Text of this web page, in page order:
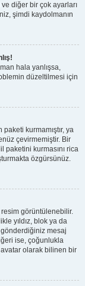
diğer bir çok ayarları
şimdi kaydolmanın
hala yanlışsa,
düzeltilmesi için
kurmamıştır, ya
çevirmemiştir. Bir
paketini kurmasını rica
özgürsünüz.
resim görüntülenebilir.
yıldız, blok ya da
mesaj
ise, çoğunlukla
olarak bilinen bir